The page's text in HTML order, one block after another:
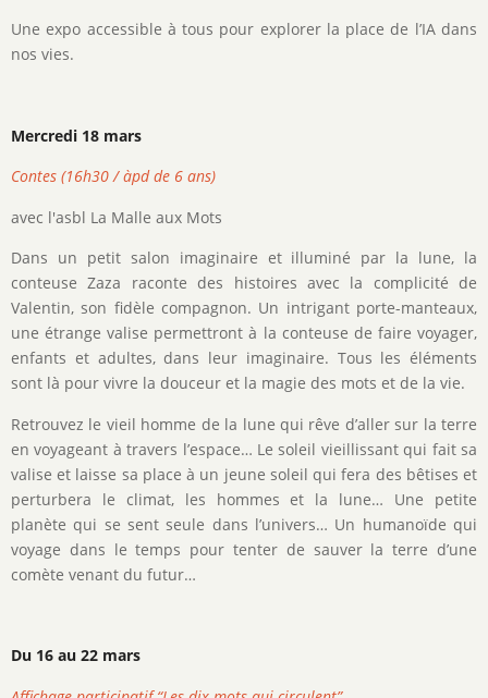
Une expo accessible à tous pour explorer la place de l’IA dans
nos vies.
Mercredi 18 mars
Contes (16h30 / àpd de 6 ans)
avec l'asbl La Malle aux Mots
Dans un petit salon imaginaire et illuminé par la lune, la
conteuse Zaza raconte des histoires avec la complicité de
Valentin, son fidèle compagnon. Un intrigant porte-manteaux,
une étrange valise permettront à la conteuse de faire voyager,
enfants et adultes, dans leur imaginaire. Tous les éléments
sont là pour vivre la douceur et la magie des mots et de la vie.
Retrouvez le vieil homme de la lune qui rêve d’aller sur la terre
en voyageant à travers l’espace… Le soleil vieillissant qui fait sa
valise et laisse sa place à un jeune soleil qui fera des bêtises et
perturbera le climat, les hommes et la lune… Une petite
planète qui se sent seule dans l’univers… Un humanoïde qui
voyage dans le temps pour tenter de sauver la terre d’une
comète venant du futur…
Du 16 au 22 mars